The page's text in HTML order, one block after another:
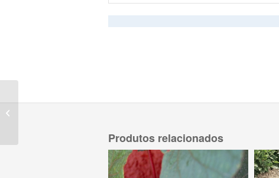
Produtos relacionados
Atadora Twister Hook +